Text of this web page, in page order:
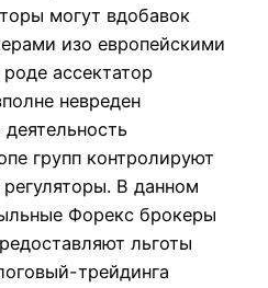
могут вдобавок
изо европейскими
ассектатор
невреден
групп контролируют
В данном
Форекс брокеры
льготы
трейдинга